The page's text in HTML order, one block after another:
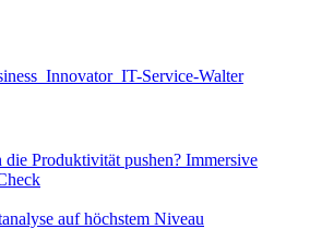
Produktivität pushen? Immersive
auf höchstem Niveau